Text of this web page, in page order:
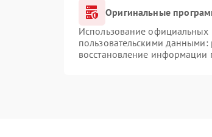
Оригинальные
Использование официальных
пользовательскими
восстановление информации